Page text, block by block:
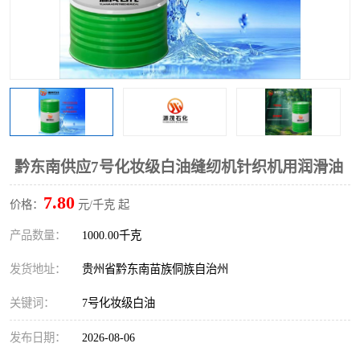
黔东南供应7号化妆级白油缝纫机针织机用润滑油
价格： 7.80 元/千克 起
产品数量： 1000.00千克
发货地址： 贵州省黔东南苗族侗族自治州
关键词： 7号化妆级白油
发布日期： 2026-08-06